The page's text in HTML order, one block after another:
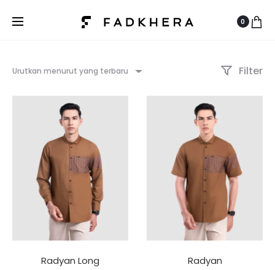
0
Urutkan menurut yang terbaru Filter
Radyan Long Radyan